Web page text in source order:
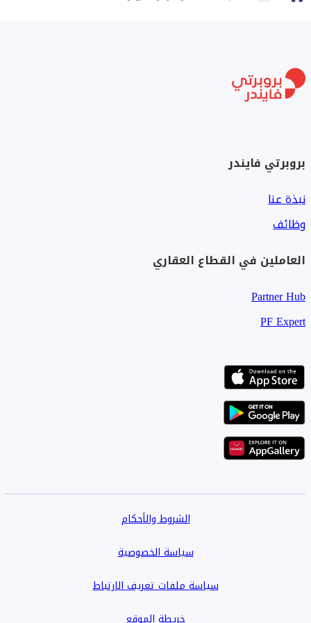
بروبرتي فايندر
نبذة عنا
وظائف
العاملين في القطاع العقاري
Partner Hub
PF Expert
الشروط والأحكام
سياسة الخصوصية
سياسة ملفات تعريف الارتباط